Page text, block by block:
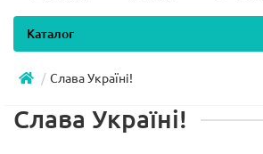
Каталог
Слава Україні!
Слава Україні!